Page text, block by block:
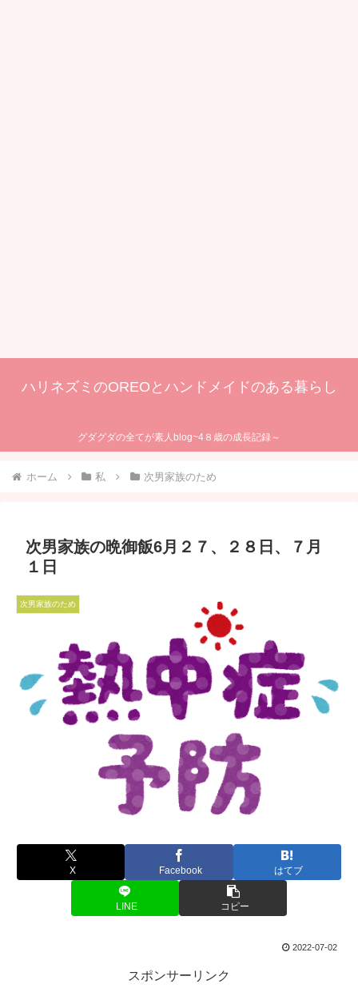
ハリネズミのOREOとハンドメイドのある暮らし
グダグダの全てが素人blog~4８歳の成長記録～
ホーム 私 次男家族のため
次男家族の晩御飯6月２７、２８日、７月
１日
次男家族のため
X Facebook はてブ
LINE コピー
2022-07-02
スポンサーリンク